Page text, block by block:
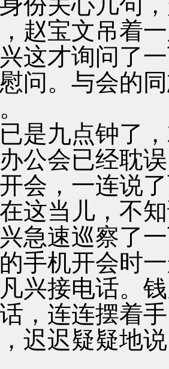
赵宝文吊着
这才询问了
问。与会的
是九点钟了
公会已经耽
会，一连说
这当儿，不
急速巡察了
机开会时一
兴接电话。
，连连摆着
迟迟疑疑地